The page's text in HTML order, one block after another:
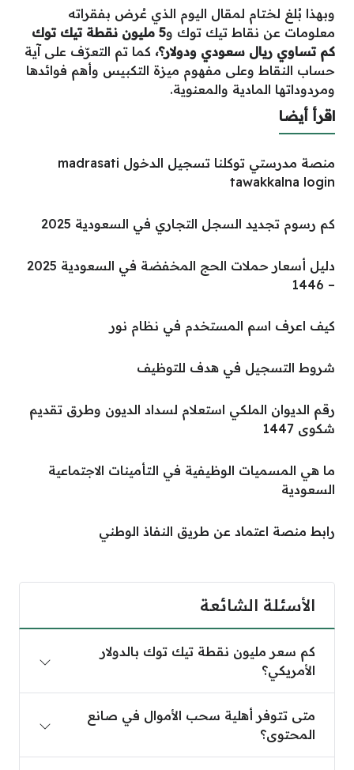
وبهذا بُلغ لختام لمقال اليوم الذي عُرض بفقراته
معلومات عن نقاط تيك توك و
5 مليون نقطة تيك توك
كم تساوي ريال سعودي ودولار؟، كما تم التعرّف على آية
حساب النقاط وعلى مفهوم ميزة التكبيس وأهم فوائدها
ومردوداتها المادية والمعنوية.
اقرأ أيضا
منصة مدرستي توكلنا تسجيل الدخول madrasati
tawakkalna login
كم رسوم تجديد السجل التجاري في السعودية 2025
دليل أسعار حملات الحج المخفضة في السعودية 2025
– 1446
كيف اعرف اسم المستخدم في نظام نور
شروط التسجيل في هدف للتوظيف
رقم الديوان الملكي استعلام لسداد الديون وطرق تقديم
شكوى 1447
ما هي المسميات الوظيفية في التأمينات الاجتماعية
السعودية
رابط منصة اعتماد عن طريق النفاذ الوطني
الأسئلة الشائعة
كم سعر مليون نقطة تيك توك بالدولار
الأمريكي؟
متى تتوفر أهلية سحب الأموال في صانع
المحتوى؟